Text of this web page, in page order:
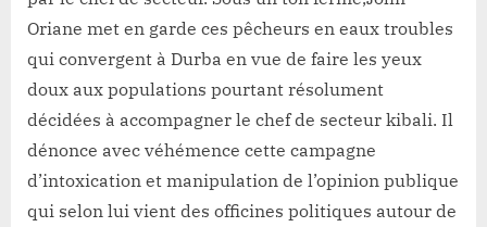
Oriane met en garde ces pêcheurs en eaux troubles
qui convergent à Durba en vue de faire les yeux
doux aux populations pourtant résolument
décidées à accompagner le chef de secteur kibali. Il
dénonce avec véhémence cette campagne
d’intoxication et manipulation de l’opinion publique
qui selon lui vient des officines politiques autour de